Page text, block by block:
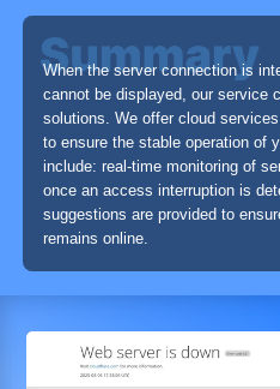
When the server connection is
cannot be displayed, our service
solutions. We offer cloud
to ensure the stable operation of
include: real-time monitoring of
once an access interruption is
suggestions are provided to
remains online.